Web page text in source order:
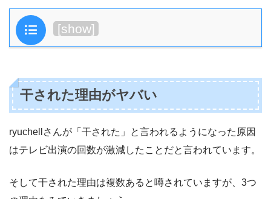
目次 [show]
干された理由がヤバい
ryuchellさんが「干された」と言われるようになった原因
はテレビ出演の回数が激減したことだと言われています。
そして干された理由は複数あると噂されていますが、3つ